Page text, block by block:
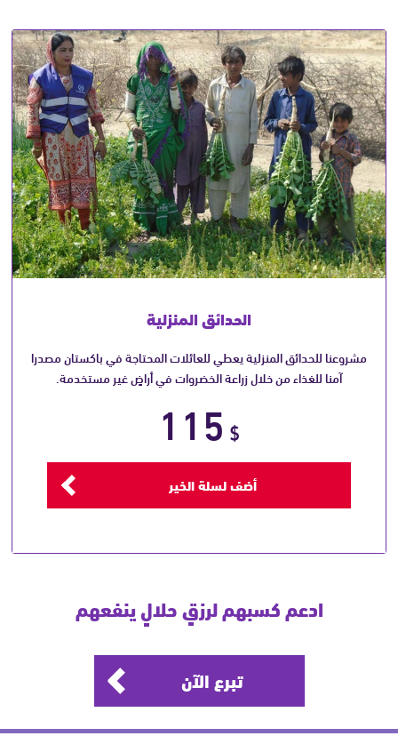
الحدائق المنزلية
مشروعنا للحدائق المنزلية يعطي للعائلات المحتاجة في باكستان مصدرا
آمنا للغذاء من خلال زراعة الخضروات في أراضٍ غير مستخدمة.
$
115
أضف لسلة الخير
ادعم كسبهم لرزقٍ حلالٍ ينفعهم
تبرع الآن